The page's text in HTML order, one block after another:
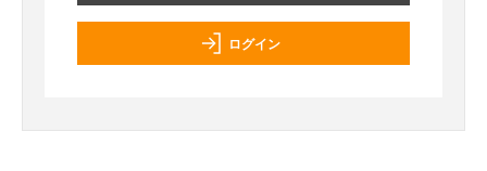
ログイン